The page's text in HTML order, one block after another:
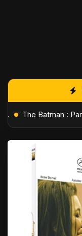
L'Âge de Glace : Le Réveil du Volcan – Manny, Sid et Diego de retour pour une aventure explosive